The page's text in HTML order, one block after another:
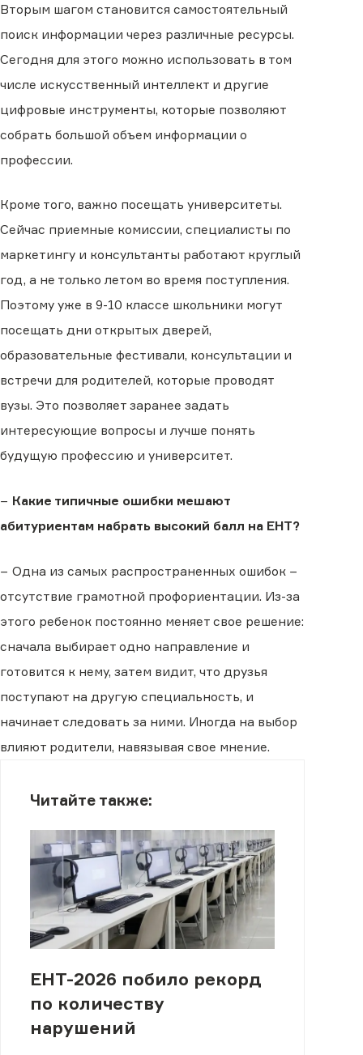
Вторым шагом становится самостоятельный
поиск информации через различные ресурсы.
Сегодня для этого можно использовать в том
числе искусственный интеллект и другие
цифровые инструменты, которые позволяют
собрать большой объем информации о
профессии.
Кроме того, важно посещать университеты.
Сейчас приемные комиссии, специалисты по
маркетингу и консультанты работают круглый
год, а не только летом во время поступления.
Поэтому уже в 9-10 классе школьники могут
посещать дни открытых дверей,
образовательные фестивали, консультации и
встречи для родителей, которые проводят
вузы. Это позволяет заранее задать
интересующие вопросы и лучше понять
будущую профессию и университет.
− Какие типичные ошибки мешают
абитуриентам набрать высокий балл на ЕНТ?
− Одна из самых распространенных ошибок −
отсутствие грамотной профориентации. Из-за
этого ребенок постоянно меняет свое решение:
сначала выбирает одно направление и
готовится к нему, затем видит, что друзья
поступают на другую специальность, и
начинает следовать за ними. Иногда на выбор
влияют родители, навязывая свое мнение.
Читайте также:
ЕНТ-2026 побило рекорд
по количеству
нарушений